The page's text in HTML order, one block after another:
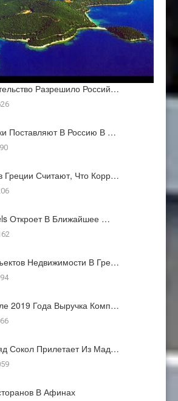
Разрешило Россий…
Поставляют В Россию В …
Греции Считают, Что Корр…
Откроет В Ближайшее …
Недвижимости В Гре…
2019 Года Выручка Комп…
Сокол Прилетает Из Мад…
В Афинах